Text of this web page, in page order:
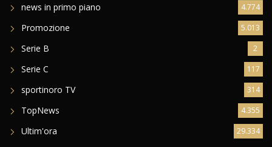
news in primo piano 4.774
Promozione 5.013
Serie B 2
Serie C 117
sportinoro TV 314
TopNews 4.355
Ultim'ora 29.334